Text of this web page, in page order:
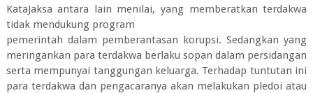
KataJaksa antara lain menilai, yang memberatkan terdakwa
tidak mendukung program
pemerintah dalam pemberantasan korupsi. Sedangkan yang
meringankan para terdakwa berlaku sopan dalam persidangan
serta mempunyai tanggungan keluarga. Terhadap tuntutan ini
para terdakwa dan pengacaranya akan melakukan pledoi atau